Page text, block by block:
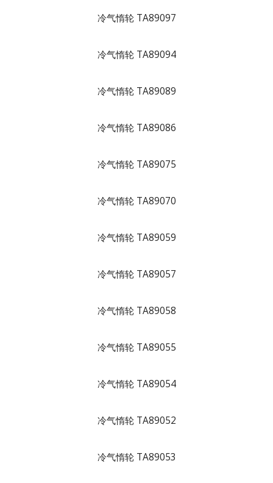
冷气惰轮 TA89097
冷气惰轮 TA89094
冷气惰轮 TA89089
冷气惰轮 TA89086
冷气惰轮 TA89075
冷气惰轮 TA89070
冷气惰轮 TA89059
冷气惰轮 TA89057
冷气惰轮 TA89058
冷气惰轮 TA89055
冷气惰轮 TA89054
冷气惰轮 TA89052
冷气惰轮 TA89053